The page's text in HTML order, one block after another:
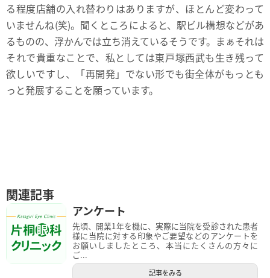
る程度店舗の入れ替わりはありますが、ほとんど変わって
いませんね(笑)。聞くところによると、駅ビル構想などがあ
るものの、浮かんでは立ち消えているそうです。まぁそれは
それで貴重なことで、私としては東戸塚西武も生き残って
欲しいですし、「再開発」でない形でも街全体がもっとも
っと発展することを願っています。
関連記事
アンケート
先頃、開業1年を機に、実際に当院を受診された患者
様に当院に対する印象やご要望などのアンケートを
お願いしましたところ、本当にたくさんの方々に
ご...
記事をみる